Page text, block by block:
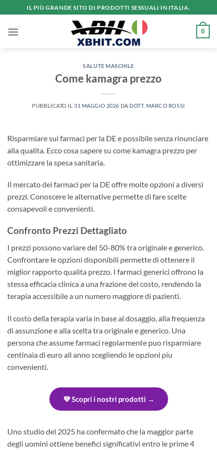
ai
contenuti
IL PIÙ GRANDE SITO DI PRODOTTI SESSUALI IN ITALIA.
0
SALUTE MASCHILE
Come kamagra prezzo
PUBBLICATO IL 31 MAGGIO 2026 DA DOTT. MARCO ROSSI
Risparmiare sui farmaci per la DE e possibile senza rinunciare
alla qualita. Ecco cosa sapere su come kamagra prezzo per
ottimizzare la spesa sanitaria.
Il mercato dei farmaci per la DE offre molte opzioni a diversi
prezzi. Conoscere le alternative permette di fare scelte
consapevoli e convenienti.
Confronto Prezzi Dettagliato
I prezzi possono variare del 50-80% tra originale e generico.
Confrontare le opzioni disponibili permette di ottenere il
miglior rapporto qualita prezzo. I farmaci generici offrono la
stessa efficacia clinica a una frazione del costo, rendendo la
terapia accessibile a un numero maggiore di pazienti.
Il costo della terapia varia in base al dosaggio, alla frequenza
di assunzione e alla scelta tra originale e generico. Una
persona che assume farmaci regolarmente puo risparmiare
centinaia di euro all anno scegliendo le opzioni piu
convenienti.
💜 Scopri i nostri prodotti →
Uno studio del 2025 ha confermato che la maggior parte
degli uomini ottiene benefici significativi entro le prime 4